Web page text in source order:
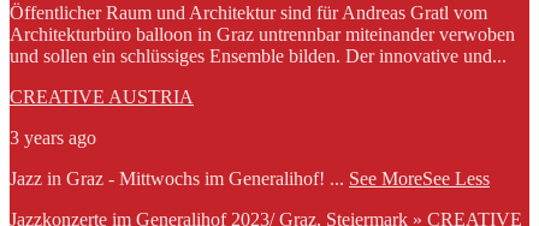
Öffentlicher Raum und Architektur sind für Andreas Gratl vom
Architekturbüro balloon in Graz untrennbar miteinander verwoben
und sollen ein schlüssiges Ensemble bilden. Der innovative und...
CREATIVE AUSTRIA
3 years ago
Jazz in Graz - Mittwochs im Generalihof! ... See MoreSee Less
Jazzkonzerte im Generalihof 2023/ Graz, Steiermark » CREATIVE